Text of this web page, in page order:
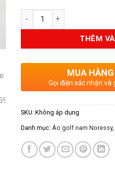
Số lượng
THÊM
MUA
Gọi điện xác nhận và
SKU: Không áp dụng
Danh mục: Áo golf nam Noressy,